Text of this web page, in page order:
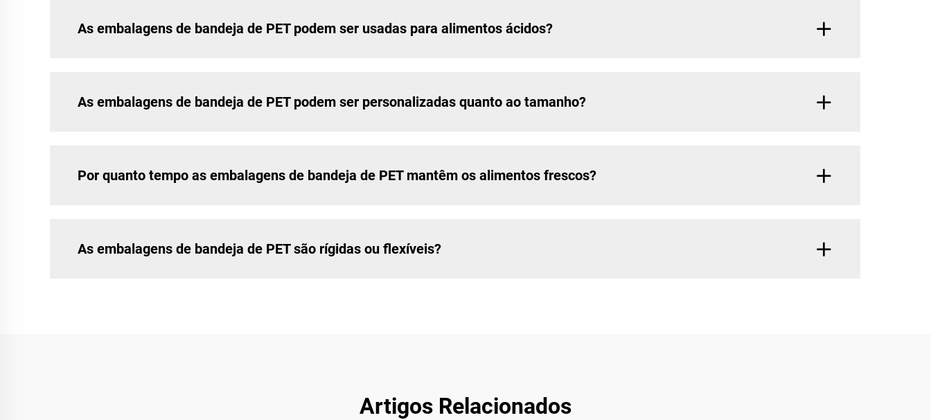
As embalagens de bandeja de PET podem ser usadas para alimentos ácidos?
As embalagens de bandeja de PET podem ser personalizadas quanto ao tamanho?
Por quanto tempo as embalagens de bandeja de PET mantêm os alimentos frescos?
As embalagens de bandeja de PET são rígidas ou flexíveis?
Artigos Relacionados